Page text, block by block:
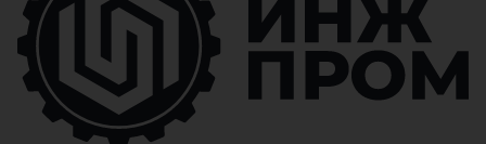
технических условий, траверсы для
таких опор могут быть
многогранными или решетчатыми